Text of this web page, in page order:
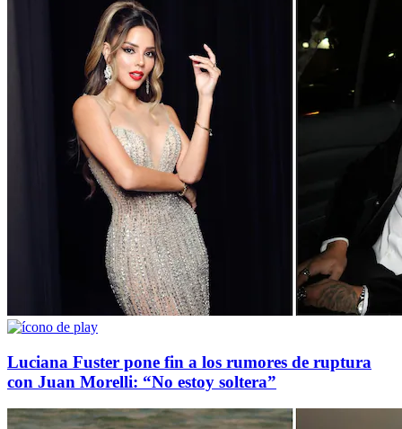
Luciana Fuster pone fin a los rumores de ruptura
con Juan Morelli: “No estoy soltera”